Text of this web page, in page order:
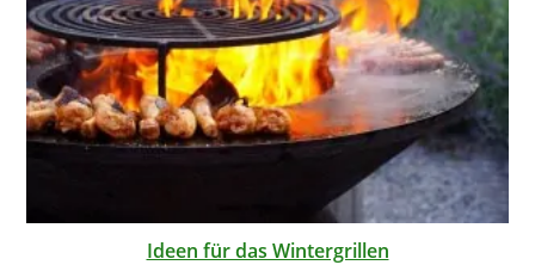
Ideen für das Wintergrillen